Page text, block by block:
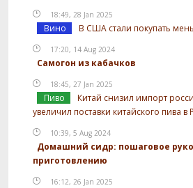
18:49, 28 Jan 2025
Вино В США стали покупать
17:20, 14 Aug 2024
Самогон из кабачков
18:45, 27 Jan 2025
Пиво
Китай снизил импорт
увеличил поставки китайского пива в
10:39, 5 Aug 2024
Домашний сидр: пошаговое
приготовлению
16:12, 26 Jan 2025